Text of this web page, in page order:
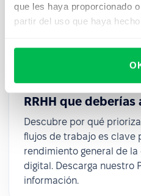
que les haya proporcionado
partir del uso que haya
Plantilla PDF: 10
RRHH que
Descubre por qué
flujos de trabajo es clave
rendimiento general de
digital. Descarga nuestro
información.